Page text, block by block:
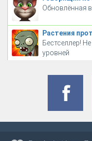
Обновлённая
Растения
Бестселлер!
уровней